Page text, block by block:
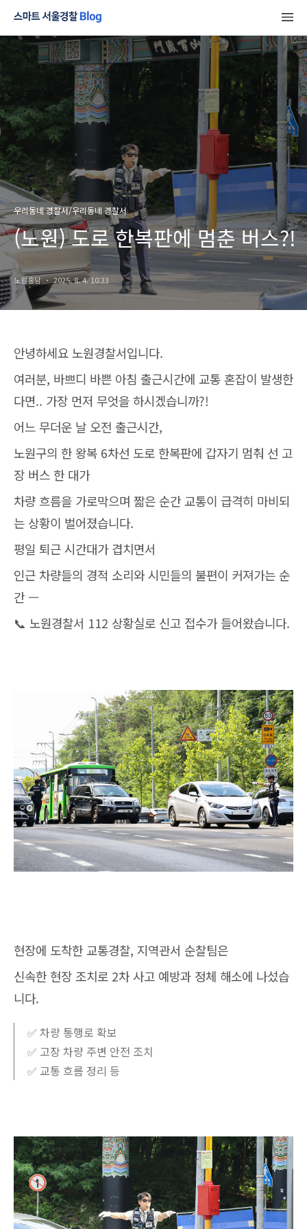
우리동네 경찰서/우리동네 경찰서
(노원) 도로 한복판에 멈춘 버스?!
노원홍담 2025. 8. 4. 10:33
안녕하세요 노원경찰서입니다.
여러분, 바쁘디 바쁜 아침 출근시간에 교통 혼잡이 발생한
다면.. 가장 먼저 무엇을 하시겠습니까?!
어느 무더운 날 오전 출근시간,
노원구의 한 왕복 6차선 도로 한복판에 갑자기 멈춰 선 고
장 버스 한 대가
차량 흐름을 가로막으며 짧은 순간 교통이 급격히 마비되
는 상황이 벌어졌습니다.
평일 퇴근 시간대가 겹치면서
인근 차량들의 경적 소리와 시민들의 불편이 커져가는 순
간 —
📞 노원경찰서 112 상황실로 신고 접수가 들어왔습니다.
현장에 도착한 교통경찰, 지역관서 순찰팀은
신속한 현장 조치로 2차 사고 예방과 정체 해소에 나섰습
니다.
✅ 차량 통행로 확보
✅ 고장 차량 주변 안전 조치
✅ 교통 흐름 정리 등